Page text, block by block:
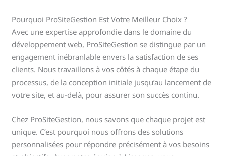
Pourquoi ProSiteGestion Est Votre Meilleur Choix ?
Avec une expertise approfondie dans le domaine du
développement web, ProSiteGestion se distingue par un
engagement inébranlable envers la satisfaction de ses
clients. Nous travaillons à vos côtés à chaque étape du
processus, de la conception initiale jusqu’au lancement de
votre site, et au-delà, pour assurer son succès continu.
Chez ProSiteGestion, nous savons que chaque projet est
unique. C’est pourquoi nous offrons des solutions
personnalisées pour répondre précisément à vos besoins